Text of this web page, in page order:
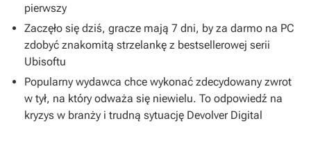
pierwszy
Zaczęło się dziś, gracze mają 7 dni, by za darmo na PC
zdobyć znakomitą strzelankę z bestsellerowej serii
Ubisoftu
Popularny wydawca chce wykonać zdecydowany zwrot
w tył, na który odważa się niewielu. To odpowiedź na
kryzys w branży i trudną sytuację Devolver Digital